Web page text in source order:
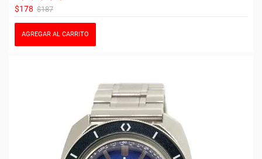
$178 $187
AGREGAR AL CARRITO